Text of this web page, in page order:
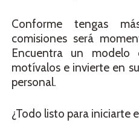
Conforme tengas
comisiones será
Encuentra un modelo
motívalos e invierte en
personal.
¿Todo listo para iniciarte